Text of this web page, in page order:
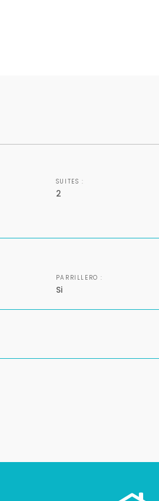
SUITES :
2
PARRILLERO :
Si
Tu WhatsApp *
Tus datos están seguros